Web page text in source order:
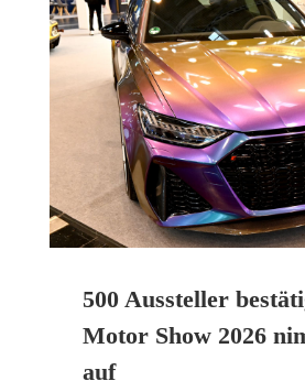
500 Aussteller
Motor Show 2026
auf